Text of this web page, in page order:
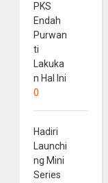
PKS
Endah
Purwan
ti
Lakuka
n Hal Ini
0
Hadiri
Launchi
ng Mini
Series